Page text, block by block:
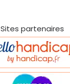
Sites partenaires